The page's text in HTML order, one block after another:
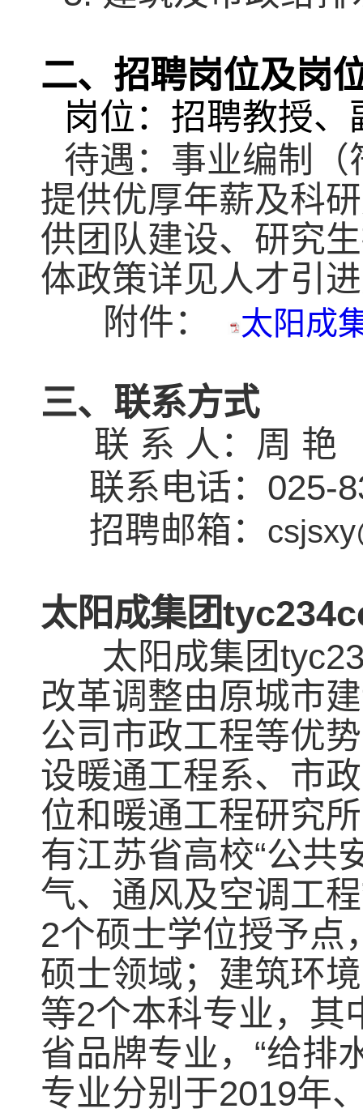
二、招聘岗位及岗
岗位：招聘教授
待遇：事业编制
提供优厚年薪及科
供团队建设、研究
体政策详见人才引
附件：
太阳成
三、联系方式
联 系 人：周 艳
联系电话：025-
招聘邮箱：
太阳成集团
太阳成集团
改革调整由原城市
公司市政工程等优
设暖通工程系、市
位和暖通工程研究
有江苏省高校“公共
气、通风及空调工
2个硕士学位授予点
硕士领域；建筑环
等2个本科专业，其
省品牌专业，“给排
专业分别于2019年